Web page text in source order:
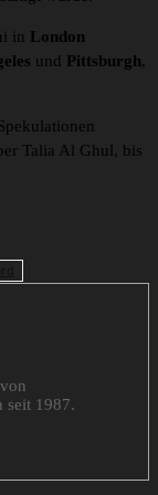
in London
und Pittsburgh,
Talia Al Ghul, bis
seit 1987.